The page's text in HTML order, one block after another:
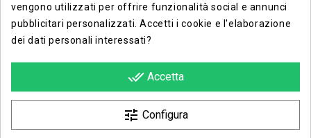
Contact Info 
Opera E Lirica Agenzia Di Eventi
vengono utilizzati per offrire funzionalità social e annunci
pubblicitari personalizzati. Accetti i cookie e l'elaborazione
dei dati personali interessati?
done_all Accetta
tune Configura